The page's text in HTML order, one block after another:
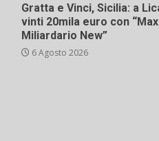
Gratta e Vinci, Sicilia: a
vinti 20mila euro con
Miliardario New”
6 Agosto 2026